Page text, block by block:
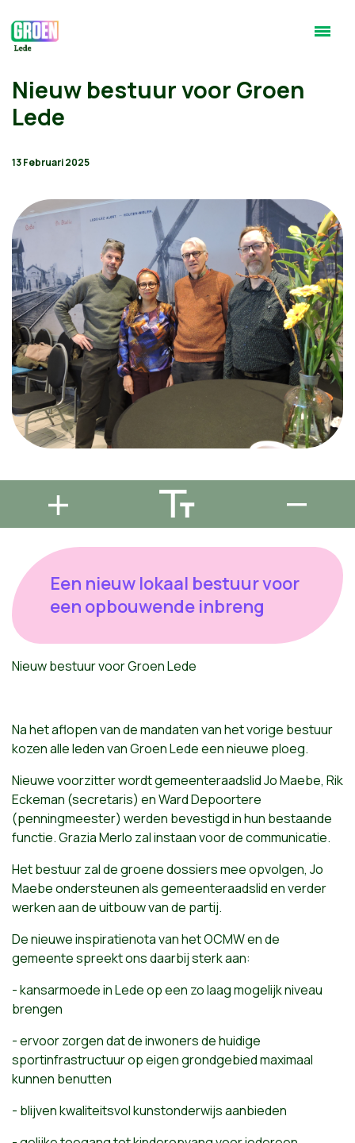
Nieuw bestuur voor Groen
Lede
13 Februari 2025
Een nieuw lokaal bestuur voor
een opbouwende inbreng
Nieuw bestuur voor Groen Lede
Na het aflopen van de mandaten van het vorige bestuur
kozen alle leden van Groen Lede een nieuwe ploeg.
Nieuwe voorzitter wordt gemeenteraadslid Jo Maebe, Rik
Eckeman (secretaris) en Ward Depoortere
(penningmeester) werden bevestigd in hun bestaande
functie. Grazia Merlo zal instaan voor de communicatie.
Het bestuur zal de groene dossiers mee opvolgen, Jo
Maebe ondersteunen als gemeenteraadslid en verder
werken aan de uitbouw van de partij.
De nieuwe inspiratienota van het OCMW en de
gemeente spreekt ons daarbij sterk aan:
- kansarmoede in Lede op een zo laag mogelijk niveau
brengen
- ervoor zorgen dat de inwoners de huidige
sportinfrastructuur op eigen grondgebied maximaal
kunnen benutten
- blijven kwaliteitsvol kunstonderwijs aanbieden